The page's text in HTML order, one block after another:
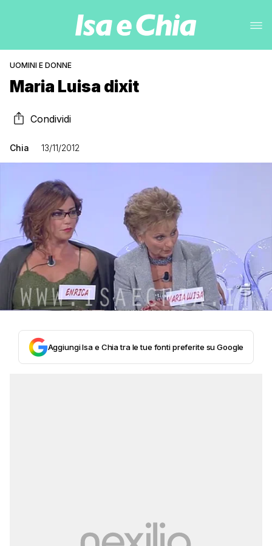
UOMINI E DONNE
Maria Luisa dixit
Condividi
Chia 13/11/2012
Aggiungi Isa e Chia tra le tue fonti preferite su Google